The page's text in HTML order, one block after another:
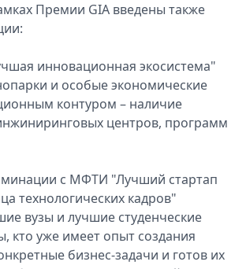
Премии GIA введены также
инновационная экосистема"
и особые экономические
контуром – наличие
центров, программ
с МФТИ "Лучший стартап
технологических кадров"
вузы и лучшие студенческие
кто уже имеет опыт создания
бизнес-задачи и готов их